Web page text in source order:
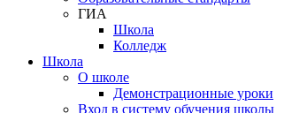
ГИА
Школа
Колледж
Школа
О школе
Демонстрационные уроки
Вход в систему обучения школы